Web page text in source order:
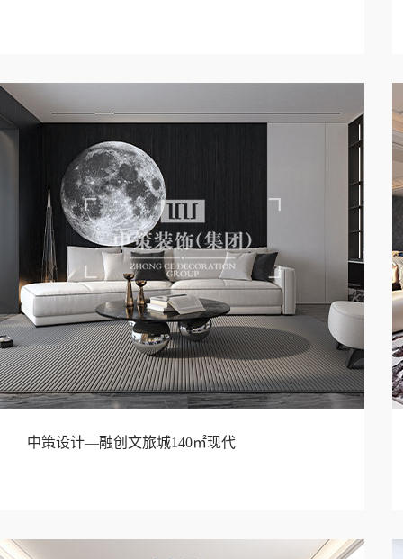
中策设计—融创文旅城140㎡现代